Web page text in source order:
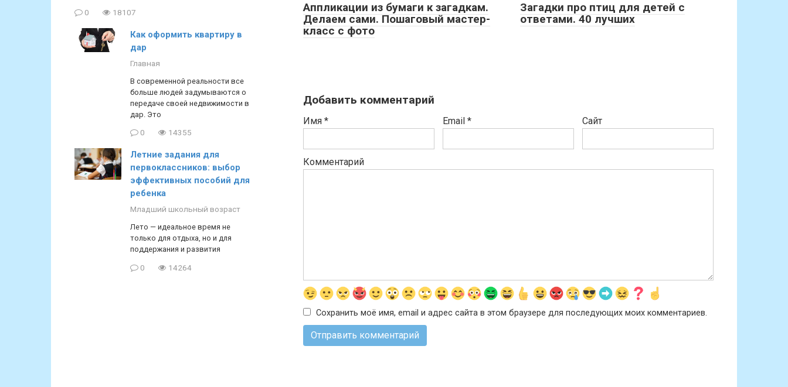
Аппликации из бумаги к загадкам.
Делаем сами. Пошаговый мастер-
класс с фото
Загадки про птиц для детей с
ответами. 40 лучших
Добавить комментарий
Имя * Email * Сайт
Комментарий
Сохранить моё имя, email и адрес сайта в этом браузере для последующих моих комментариев.
0 18107
Как оформить квартиру в
дар
Главная
В современной реальности все
больше людей задумываются о
передаче своей недвижимости в
дар. Это
0 14355
Летние задания для
первоклассников: выбор
эффективных пособий для
ребенка
Младший школьный возраст
Лето — идеальное время не
только для отдыха, но и для
поддержания и развития
0 14264